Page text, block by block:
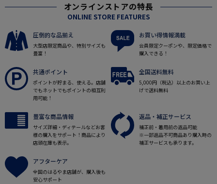
オンラインストアの特長
ONLINE STORE FEATURES
圧倒的な品揃え
大型店限定商品や、特別サイズも
豊富！
お買い得情報満載
会員限定クーポンや、限定価格で
購入できる！
共通ポイント
ポイントが貯まる、使える。店舗
でもネットでもポイントの相互利
用可能！
全国送料無料
5,000円（税込）以上のお買い上
げで送料無料
豊富な商品情報
サイズ詳細・ディテールなどお客
様の購入をサポート！商品により
店頭在庫も表示。
返品・補正サービス
補正前・着用前の返品可能
※一部返品不可商品あり購入時の
補正サービスも承ります。
アフターケア
全国のはるやま店舗が、購入後も
安心サポート